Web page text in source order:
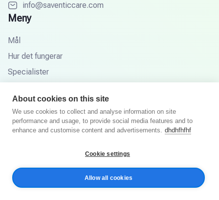
info@saventiccare.com
Meny
Mål
Hur det fungerar
Specialister
Kunskapsbas
FAQ
Integritetspolicy Villkor och villkor
About cookies on this site
We use cookies to collect and analyse information on site
performance and usage, to provide social media features and to
enhance and customise content and advertisements. dhdhfhfhf
Cookie settings
Allow all cookies